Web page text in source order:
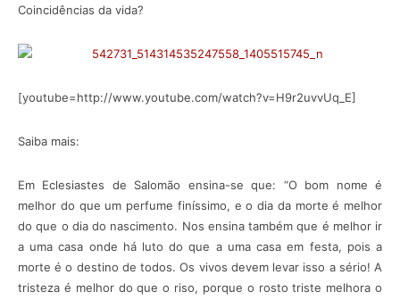
Coincidências da vida?
[youtube=http://www.youtube.com/watch?v=H9r2uvvUq_E]
Saiba mais:
Em Eclesiastes de Salomão ensina-se que: “O bom nome é
melhor do que um perfume finíssimo, e o dia da morte é melhor
do que o dia do nascimento. Nos ensina também que é melhor ir
a uma casa onde há luto do que a uma casa em festa, pois a
morte é o destino de todos. Os vivos devem levar isso a sério! A
tristeza é melhor do que o riso, porque o rosto triste melhora o